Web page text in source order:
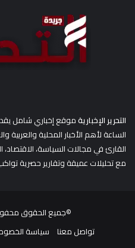
التحرير الإخباريةموقع إخباري شامل
الساعة لأهم الأخبار المحلية
القارئ في مجالات السياسة، الاقتصاد،
مع تحليلات عميقة وتقارير حصرية
©جميع الحقوق
تواصل معنا
سياسة